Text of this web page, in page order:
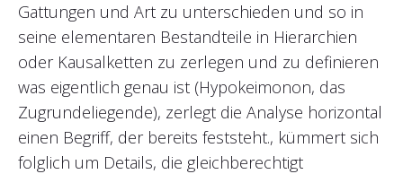
Gattungen und Art zu unterschieden und so in
seine elementaren Bestandteile in Hierarchien
oder Kausalketten zu zerlegen und zu definieren
was eigentlich genau ist (Hypokeimonon, das
Zugrundeliegende), zerlegt die Analyse horizontal
einen Begriff, der bereits feststeht., kümmert sich
folglich um Details, die gleichberechtigt